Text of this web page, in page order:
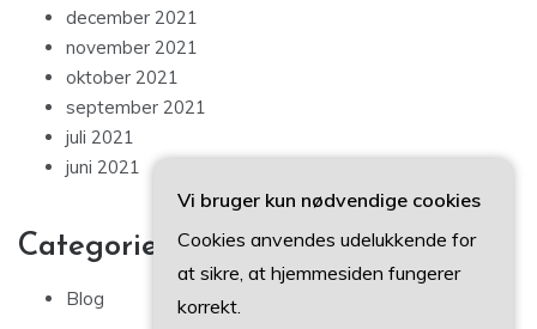
december 2021
november 2021
oktober 2021
september 2021
juli 2021
juni 2021
Categories
Blog
Vi bruger kun nødvendige cookies
Cookies anvendes udelukkende for
at sikre, at hjemmesiden fungerer
korrekt.